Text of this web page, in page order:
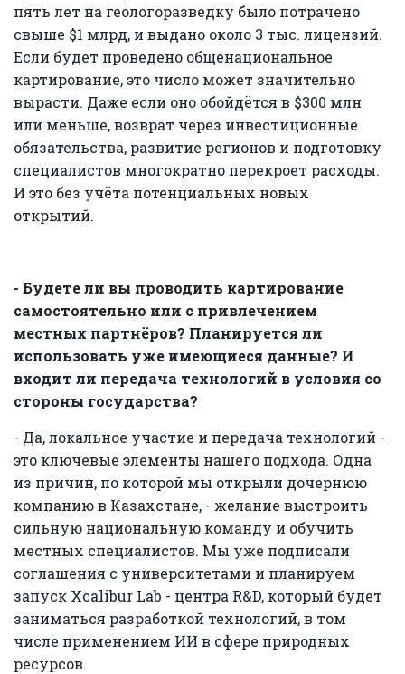
пять лет на геологоразведку было потрачено
свыше $1 млрд, и выдано около 3 тыс. лицензий.
Если будет проведено общенациональное
картирование, это число может значительно
вырасти. Даже если оно обойдётся в $300 млн
или меньше, возврат через инвестиционные
обязательства, развитие регионов и подготовку
специалистов многократно перекроет расходы.
И это без учёта потенциальных новых
открытий.
- Будете ли вы проводить картирование
самостоятельно или с привлечением
местных партнёров? Планируется ли
использовать уже имеющиеся данные? И
входит ли передача технологий в условия со
стороны государства?
- Да, локальное участие и передача технологий -
это ключевые элементы нашего подхода. Одна
из причин, по которой мы открыли дочернюю
компанию в Казахстане, - желание выстроить
сильную национальную команду и обучить
местных специалистов. Мы уже подписали
соглашения с университетами и планируем
запуск Xcalibur Lab - центра R&D, который будет
заниматься разработкой технологий, в том
числе применением ИИ в сфере природных
ресурсов.